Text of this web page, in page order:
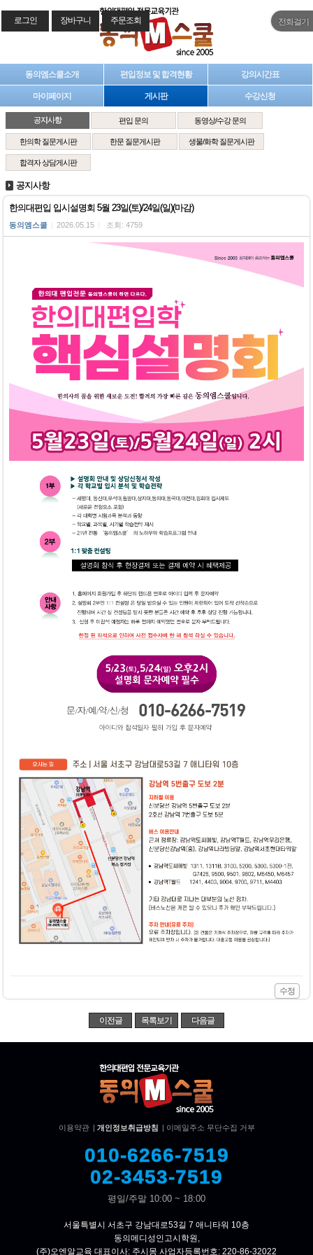
전화걸기
동의엠스쿨소개 편입정보 및 합격현황 강의시간표
마이페이지 게시판 수강신청
공지사항 편입 문의 동영상/수강 문의
한의학 질문게시판 한문 질문게시판 생물/화학 질문게시판
합격자 상담게시판
공지사항
한의대편입 입시설명회 5월 23일(토)/24일(일)(마감)
동의엠스쿨 2026.05.15 조회: 4759
수정
이전글 목록보기 다음글
이용약관 | 개인정보취급방침 | 이메일주소 무단수집 거부
010-6266-7519
02-3453-7519
평일/주말 10:00 ~ 18:00
서울특별시 서초구 강남대로53길 7 애니타워 10층
동의메디성인고시학원,
(주)오엔알교육 대표이사: 주시몽 사업자등록번호: 220-86-32022
로그인 장바구니 주문조회